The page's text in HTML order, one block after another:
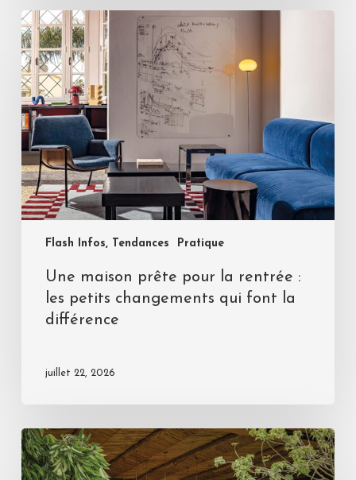
Flash Infos, Tendances Pratique
Une maison prête pour la rentrée :
les petits changements qui font la
différence
juillet 22, 2026